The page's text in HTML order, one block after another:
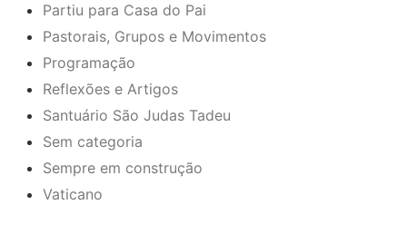
Partiu para Casa do Pai
Pastorais, Grupos e Movimentos
Programação
Reflexões e Artigos
Santuário São Judas Tadeu
Sem categoria
Sempre em construção
Vaticano